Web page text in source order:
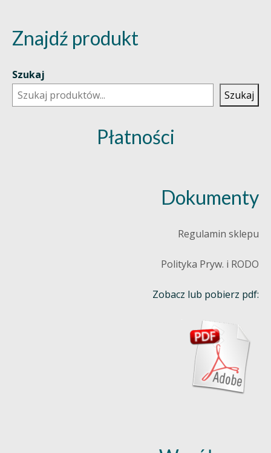
Znajdź produkt
Szukaj
Szukaj
Płatności
Dokumenty
Regulamin sklepu
Polityka Pryw. i RODO
Zobacz lub pobierz pdf: